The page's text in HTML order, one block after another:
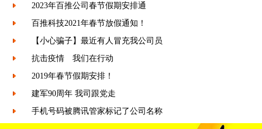
2023年百推公司春节假期安排通
百推科技2021年春节放假通知！
【小心骗子】最近有人冒充我公司员
抗击疫情 我们在行动
2019年春节假期安排！
建军90周年 我司跟党走
手机号码被腾讯管家标记了公司名称